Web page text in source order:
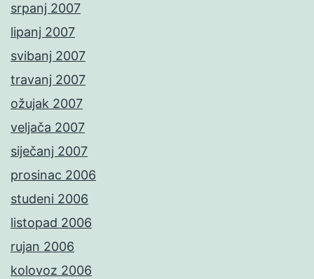
srpanj 2007
lipanj 2007
svibanj 2007
travanj 2007
ožujak 2007
veljača 2007
siječanj 2007
prosinac 2006
studeni 2006
listopad 2006
rujan 2006
kolovoz 2006